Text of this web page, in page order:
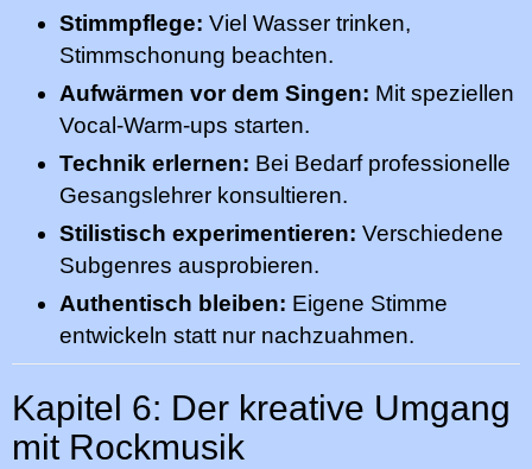
Stimmpflege: Viel Wasser trinken,
Stimmschonung beachten.
Aufwärmen vor dem Singen: Mit speziellen
Vocal-Warm-ups starten.
Technik erlernen: Bei Bedarf professionelle
Gesangslehrer konsultieren.
Stilistisch experimentieren: Verschiedene
Subgenres ausprobieren.
Authentisch bleiben: Eigene Stimme
entwickeln statt nur nachzuahmen.
Kapitel 6: Der kreative Umgang
mit Rockmusik